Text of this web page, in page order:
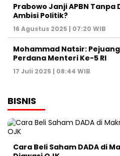
Prabowo Janji APBN
Ambisi Politik?
16 Agustus 2025 | 07:20 WIB
Mohammad Natsir:
Perdana Menteri Ke-5 RI
17 Juli 2025 | 08:44 WIB
BISNIS
Cara Beli Saham DADA di